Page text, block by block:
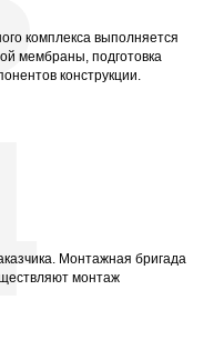
комплекса выполняется
мембраны, подготовка
конструкции.
Монтажная бригада
монтаж